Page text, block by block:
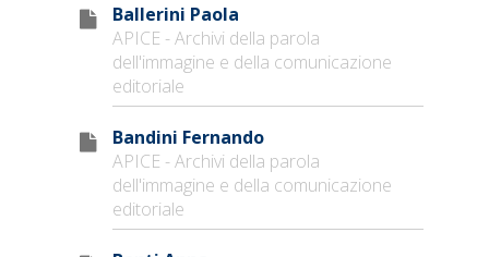
Ballerini Paola
APICE - Archivi della parola
dell'immagine e della comunicazione
editoriale
Bandini Fernando
APICE - Archivi della parola
dell'immagine e della comunicazione
editoriale